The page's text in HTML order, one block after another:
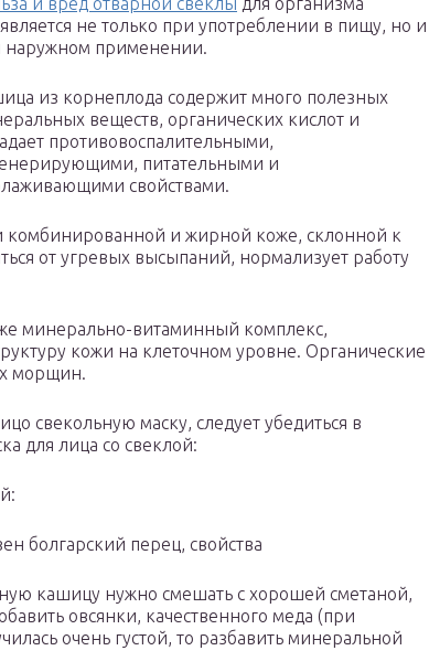
не только при употреблении в пищу, но и
наружном применении.
из корнеплода содержит много полезных
веществ, органических кислот и
противовоспалительными,
питательными и
свойствами.
комбинированной и жирной коже, склонной к
от угревых высыпаний, нормализует работу
минерально-витаминный комплекс,
кожи на клеточном уровне. Органические
морщин.
свекольную маску, следует убедиться в
для лица со свеклой:
болгарский перец, свойства
кашицу нужно смешать с хорошей сметаной,
овсянки, качественного меда (при
очень густой, то разбавить минеральной